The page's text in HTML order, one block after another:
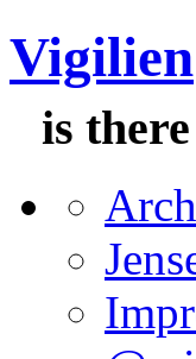
Vigilien
is